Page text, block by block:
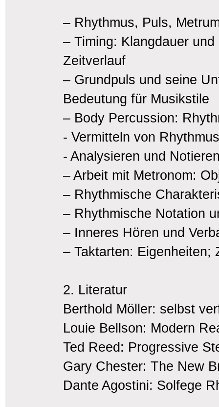
– Rhythmus, Puls,
– Timing: Klangdauer
Zeitverlauf
– Grundpuls und seine
Bedeutung für Musikstile
– Body Percussion:
- Vermitteln von
- Analysieren und
– Arbeit mit Metronom:
– Rhythmische
– Rhythmische Notation
– Inneres Hören und
– Taktarten: Eigenheiten;
2. Literatur
Berthold Möller: selbst
Louie Bellson: Modern
Ted Reed: Progressive
Gary Chester: The New
Dante Agostini: Solfege